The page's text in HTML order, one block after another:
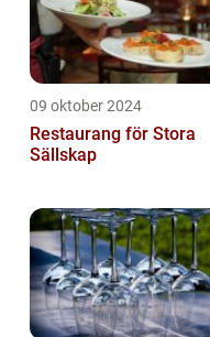
09 oktober 2024
Restaurang för Stora
Sällskap